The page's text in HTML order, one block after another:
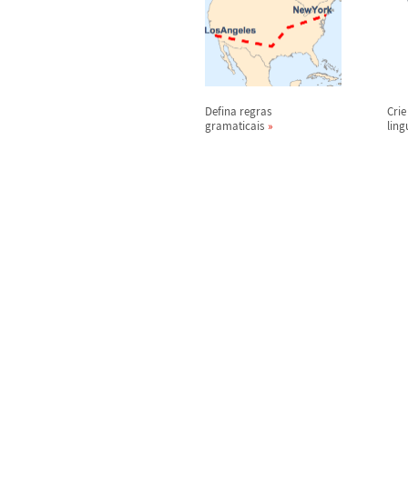
Defina regras
gramaticais